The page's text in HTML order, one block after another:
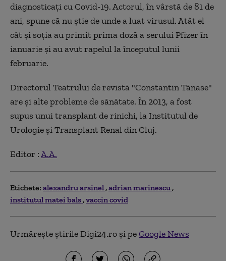
diagnosticați cu Covid-19. Actorul, în vârstă de 81 de
ani, spune că nu ştie de unde a luat virusul. Atât el
cât şi soţia au primit prima doză a serului Pfizer în
ianuarie şi au avut rapelul la începutul lunii
februarie.
Directorul Teatrului de revistă "Constantin Tănase"
are şi alte probleme de sănătate. În 2013, a fost
supus unui transplant de rinichi, la Institutul de
Urologie și Transplant Renal din Cluj.
Editor :A.A.
Etichete: alexandru arsinel adrian marinescu
institutul matei bals vaccin covid
Urmărește știrile Digi24.ro și peGoogle News